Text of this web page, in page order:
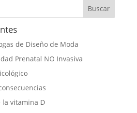
de Diseño de Moda
Prenatal NO Invasiva
la vitamina D